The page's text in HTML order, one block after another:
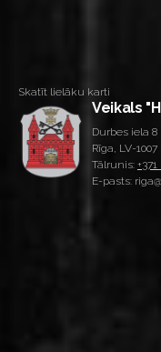
Skatīt lielāku karti
Veikals
Durbes iela 8
Rīga, LV-1007
Tālrunis:
E-pasts: